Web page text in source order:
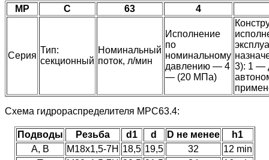
МР С 63 4
Серия
Тип:
секционный
Номинальный
поток, л/мин
Исполнение
по
номинальному
давлению — 4
— (20 МПа)
3): 1 —
Схема гидрораспределителя МРС63.4:
Подводы Резьба d1 d D не менее
h1
А, В
М18х1,5-7Н 18,5 19,5 32
12 min